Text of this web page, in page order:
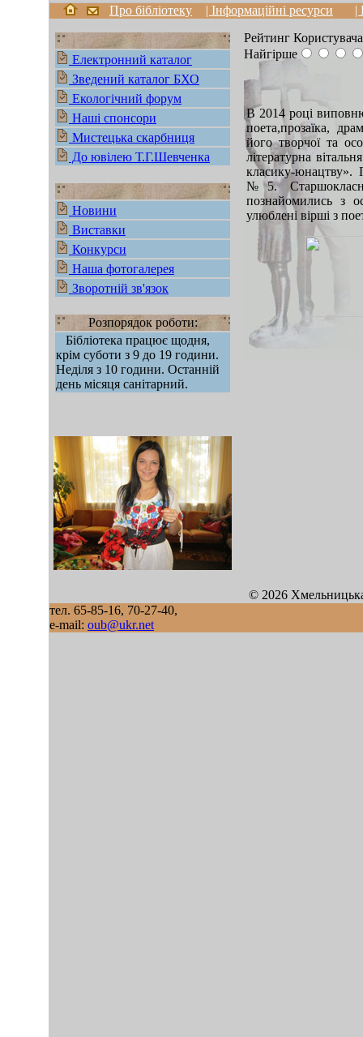
Про бібліотеку | Інформаційні ресурси |
Електронний каталог
Зведений каталог БХО
Екологічний форум
Наші спонсори
Мистецька скарбниця
До ювілею Т.Г.Шевченка
Новини
Виставки
Конкурси
Наша фотогалерея
Зворотній зв'язок
Розпорядок роботи:
Бібліотека працює щодня,
крім суботи з 9 до 19 години.
Неділя з 10 години. Останній
день місяця санітарний.
mod sb vertikal
Рейтинг
Найгірше
В 2014 році
поета,прозаїка,
його творчої та
літературна
класику-юнацтву».
№5.
познайомились з
улюблені вірші з
© 2026
тел. 65-85-16, 70-27-40,
e-mail: oub@ukr.net